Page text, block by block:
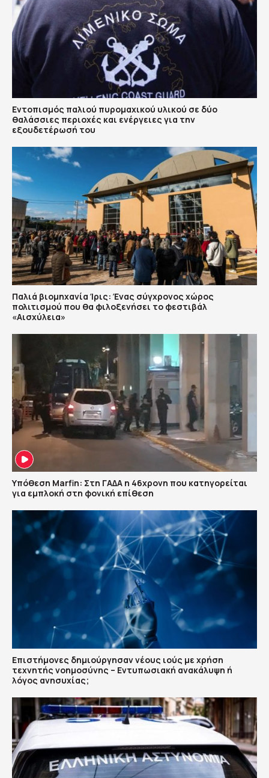
Εντοπισμός παλιού πυρομαχικού υλικού σε δύο
θαλάσσιες περιοχές και ενέργειες για την
εξουδετέρωσή του
Παλιά βιομηχανία Ίρις: Ένας σύγχρονος χώρος
πολιτισμού που θα φιλοξενήσει το φεστιβάλ
«Αισχύλεια»
Υπόθεση Marfin: Στη ΓΑΔΑ η 46χρονη που κατηγορείται
για εμπλοκή στη φονική επίθεση
Επιστήμονες δημιούργησαν νέους ιούς με χρήση
τεχνητής νοημοσύνης – Εντυπωσιακή ανακάλυψη ή
λόγος ανησυχίας;